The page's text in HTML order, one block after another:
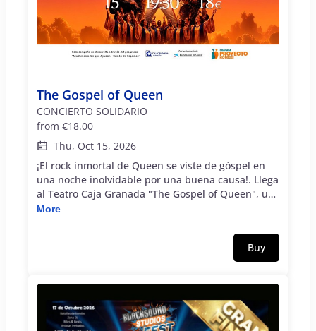
The Gospel of Queen
CONCIERTO SOLIDARIO
from €18.00
Thu, Oct 15, 2026
¡El rock inmortal de Queen se viste de góspel en
una noche inolvidable por una buena causa!. Llega
al Teatro Caja Granada "The Gospel of Queen", un
espectáculo emocionante y lleno de energía que
británica combinándolos con la majestuosidad de
la música góspel de la mano de su cantante Jesús
Villegas. Esta iniciativa se realiza gracias al apoyo
More
Buy